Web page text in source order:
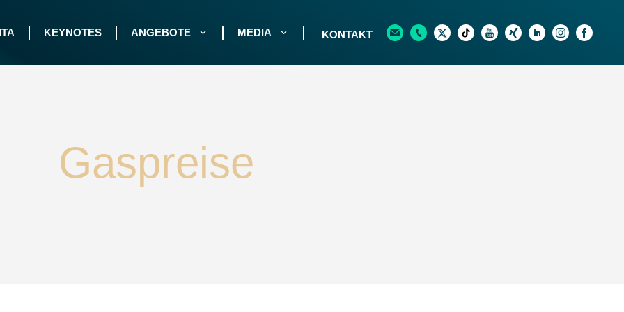
KEYNOTES ANGEBOTE MEDIA KONTAKT
Gaspreise